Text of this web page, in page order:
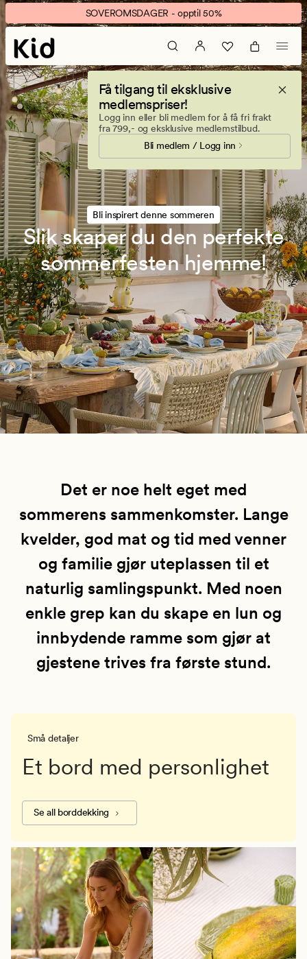
Slik
skaper
du
den
perfekte
sommerfesten
hjemme
Animert
banner.
Klikk
ESCAPE
for
å
pause.
SOVEROMSDAGER - opptil 50%
Få tilgang til eksklusive
medlemspriser!
Logg inn eller bli medlem for å få fri frakt
fra 799,- og eksklusive medlemstilbud.
Bli medlem / Logg inn
Bli inspirert denne sommeren
Slik skaper du den perfekte
sommerfesten hjemme!
Det er noe helt eget med
sommerens sammenkomster. Lange
kvelder, god mat og tid med venner
og familie gjør uteplassen til et
naturlig samlingspunkt. Med noen
enkle grep kan du skape en lun og
innbydende ramme som gjør at
gjestene trives fra første stund.
Små detaljer
Et bord med personlighet
Se all borddekking